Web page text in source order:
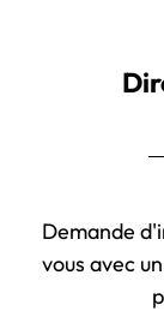
Demande
vous avec